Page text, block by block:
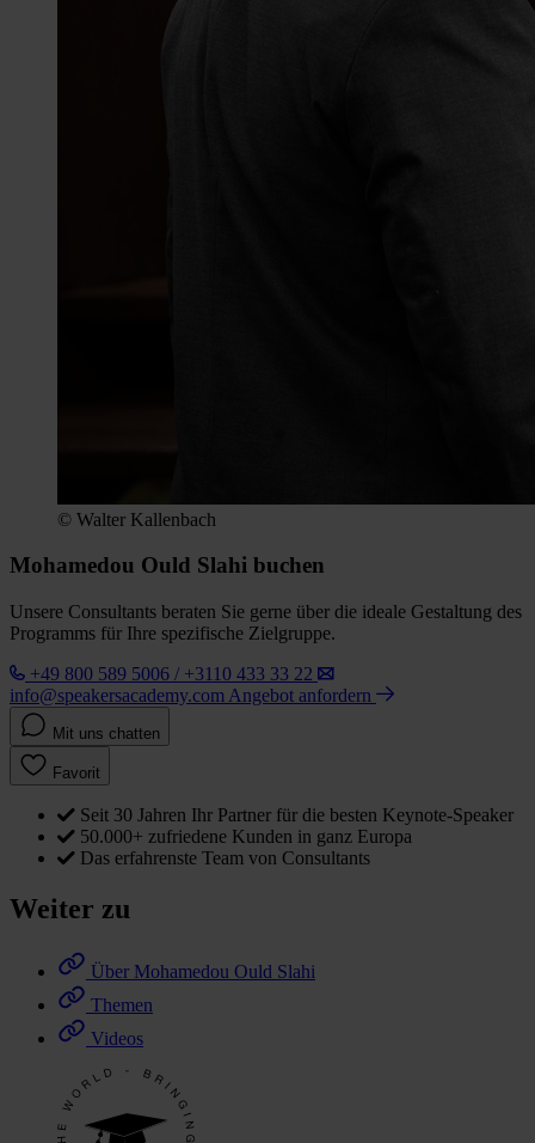
© Walter Kallenbach
Mohamedou Ould Slahi buchen
Unsere Consultants beraten Sie gerne über die ideale Gestaltung des
Programms für Ihre spezifische Zielgruppe.
+49 800 589 5006 / +3110 433 33 22
info@speakersacademy.com Angebot anfordern
Mit uns chatten
Favorit
Seit 30 Jahren Ihr Partner für die besten Keynote-Speaker
50.000+ zufriedene Kunden in ganz Europa
Das erfahrenste Team von Consultants
Weiter zu
Über Mohamedou Ould Slahi
Themen
Videos